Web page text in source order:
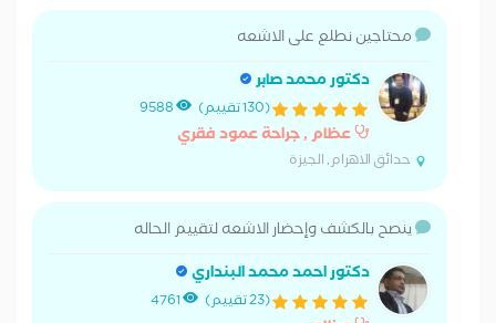
محتاجين نطلع على الاشعه
دكتور محمد صابر
(130 تقييم) 9588
عظام , جراحة عمود فقري
حدائق الاهرام, الجيزة
ينصح بالكشف وإحضار الاشعه لتقييم الحاله
دكتور احمد محمد البنداري
(23 تقييم) 4761